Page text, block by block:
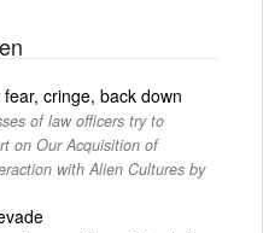
cringe, back down
of law officers try to
on Our Acquisition of
with Alien Cultures by